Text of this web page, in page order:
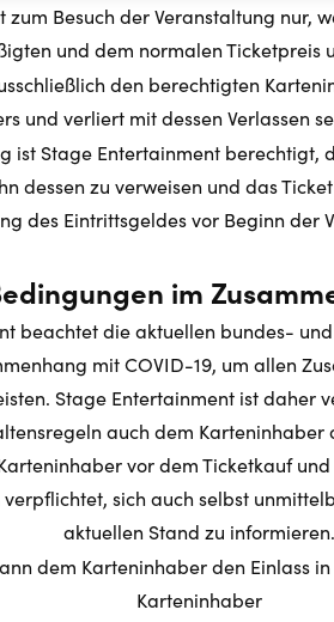
zum Besuch der Veranstaltung nur,
und dem normalen Ticketpreis
den berechtigten
und verliert mit dessen Verlassen
ist Stage Entertainment berechtigt,
dessen zu verweisen und das
des Eintrittsgeldes vor Beginn der
im
beachtet die aktuellen bundes-
mit COVID-19, um allen
Stage Entertainment ist daher
auch dem
vor dem Ticketkauf
sich auch selbst
aktuellen Stand zu informieren.
dem Karteninhaber den Einlass
Karteninhaber